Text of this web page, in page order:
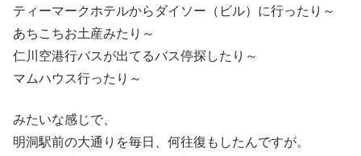
ティーマークホテルからダイソー（ビル）に行ったり～
あちこちお土産みたり～
仁川空港行バスが出てるバス停探したり～
マムハウス行ったり～
みたいな感じで、
明洞駅前の大通りを毎日、何往復もしたんですが。